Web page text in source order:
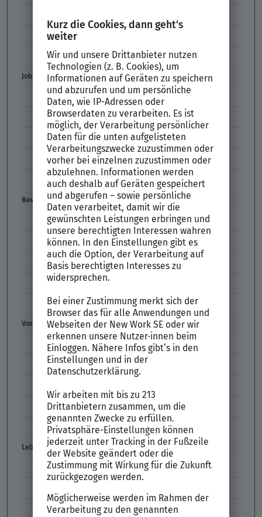
Unbefristeter Arbeitsvertrag
Der XING Bewerbungsratgeber
Job & Karriere
Arbeitsvertrag
Codes im Arbeitszeugnis
Kündigung
Einstiegsgehalt
Gehaltswunsch
Bewerbung
E-Mail-Bewerbung
Anlagen und Zeugnisse
Initiativbewerbung
Interne Bewerbung
Empfehlungsschreiben
Vorstellungsgespräch
Vorstellungsgespräch Fragen
Schwächen im Vorstellungsgespräch
Vorbereitung Vorstellungsgespräch
Vorstellungsgespräch per Skype
Lebenslauf
Lebenslauf Aufbau und Inhalt
Lebenslauf Englisch Résumé